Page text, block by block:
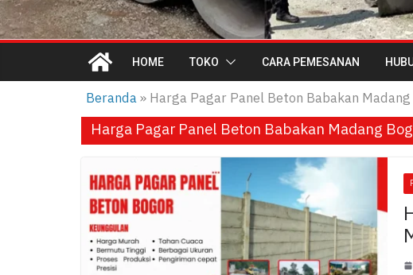
HOME TOKO CARA PEMESANAN
Beranda» Harga Pagar Panel Beton Babakan
Harga Pagar Panel Beton Babakan Madang